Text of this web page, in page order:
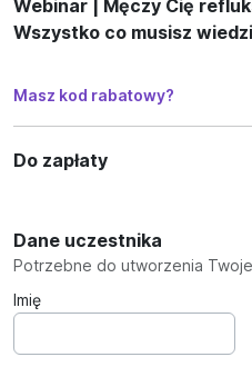
Webinar | Męczy Cię
Wszystko co musisz
Masz kod rabatowy?
Do zapłaty
Dane uczestnika
Potrzebne do utworzenia
Imię